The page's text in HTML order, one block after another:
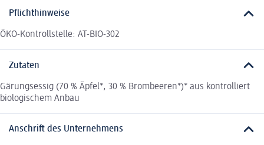
Pflichthinweise
ÖKO-Kontrollstelle: AT-BIO-302
Zutaten
Gärungsessig (70 % Äpfel*, 30 % Brombeeren*)* aus kontrolliert
biologischem Anbau
Anschrift des Unternehmens